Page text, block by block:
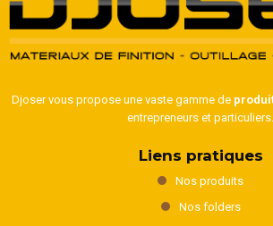
Djoser vous propose une vaste gamme de
entrepreneurs et particuliers.
Liens pratiques
Nos produits
Nos folders